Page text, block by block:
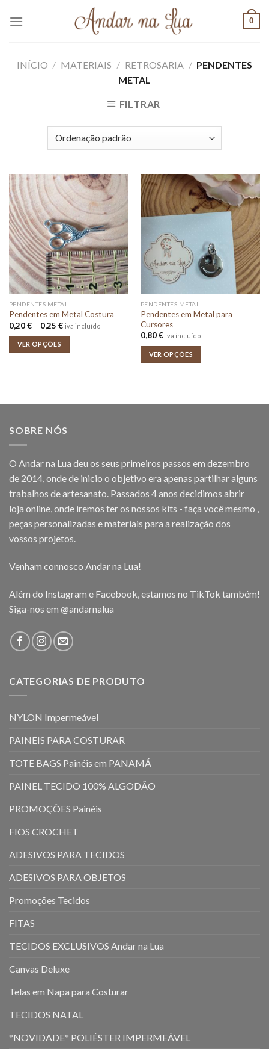
0
INÍCIO / MATERIAIS / RETROSARIA / PENDENTES
METAL
FILTRAR
PENDENTES METAL
Pendentes em Metal Costura
0,20€ – 0,25 €Price
0,25 €
iva incluído
VER OPÇÕES
PENDENTES METAL
Pendentes em Metal para
Cursores
0,80€ iva incluído
VER OPÇÕES
SOBRE NÓS
O Andar na Lua deu os seus primeiros passos em dezembro
de 2014, onde de inicio o objetivo era apenas partilhar alguns
trabalhos de artesanato. Passados 4 anos decidimos abrir
loja online, onde iremos ter os nossos kits - faça você mesmo ,
peças personalizadas e materiais para a realização dos
vossos projetos.
Venham connosco Andar na Lua!
Além do Instagram e Facebook, estamos no TikTok também!
Siga-nos em @andarnalua
CATEGORIAS DE PRODUTO
NYLON Impermeável
PAINEIS PARA COSTURAR
TOTE BAGS Painéis em PANAMÁ
PAINEL TECIDO 100% ALGODÃO
PROMOÇÕES Painéis
FIOS CROCHET
ADESIVOS PARA TECIDOS
ADESIVOS PARA OBJETOS
Promoções Tecidos
FITAS
TECIDOS EXCLUSIVOS Andar na Lua
Canvas Deluxe
Telas em Napa para Costurar
TECIDOS NATAL
*NOVIDADE* POLIÉSTER IMPERMEÁVEL